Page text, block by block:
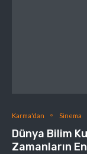
Karma'dan Sinema
Dünya Bilim
Zamanların